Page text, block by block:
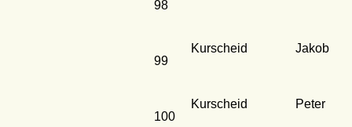
98
99
Kurscheid Jakob
100
Kurscheid Peter